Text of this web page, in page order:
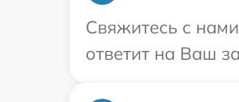
Свяжитесь с
ответит на Ваш